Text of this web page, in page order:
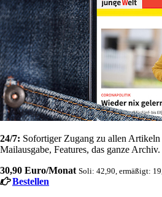
24/7: Sofortiger Zugang zu allen
Mailausgabe, Features, das ganze Archiv.
30,90 Euro/Monat Soli: 42,90, ermäßigt:
Bestellen